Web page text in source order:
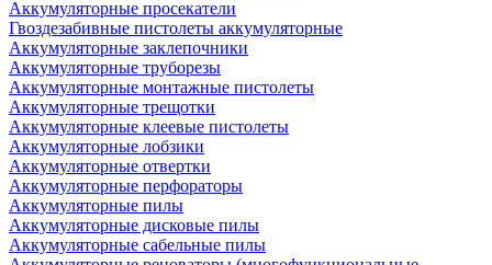
Аккумуляторные просекатели
Гвоздезабивные пистолеты аккумуляторные
Аккумуляторные заклепочники
Аккумуляторные труборезы
Аккумуляторные монтажные пистолеты
Аккумуляторные трещотки
Аккумуляторные клеевые пистолеты
Аккумуляторные лобзики
Аккумуляторные отвертки
Аккумуляторные перфораторы
Аккумуляторные пилы
Аккумуляторные дисковые пилы
Аккумуляторные сабельные пилы